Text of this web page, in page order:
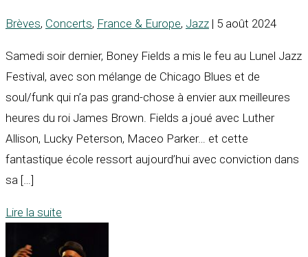
Brèves, Concerts, France & Europe, Jazz | 5 août 2024
Samedi soir dernier, Boney Fields a mis le feu au Lunel Jazz
Festival, avec son mélange de Chicago Blues et de
soul/funk qui n’a pas grand-chose à envier aux meilleures
heures du roi James Brown. Fields a joué avec Luther
Allison, Lucky Peterson, Maceo Parker… et cette
fantastique école ressort aujourd’hui avec conviction dans
sa […]
Lire la suite